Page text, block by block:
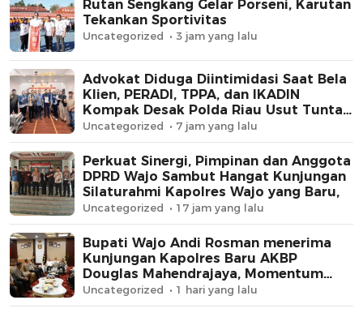
Rutan Sengkang Gelar Porseni, Karutan
Tekankan Sportivitas
Uncategorized 3 jam yang lalu
Advokat Diduga Diintimidasi Saat Bela
Klien, PERADI, TPPA, dan IKADIN
Kompak Desak Polda Riau Usut Tuntas
Dugaan Premanisme
Uncategorized 7 jam yang lalu
Perkuat Sinergi, Pimpinan dan Anggota
DPRD Wajo Sambut Hangat Kunjungan
Silaturahmi Kapolres Wajo yang Baru,
Uncategorized 17 jam yang lalu
Bupati Wajo Andi Rosman menerima
Kunjungan Kapolres Baru AKBP
Douglas Mahendrajaya, Momentum
Memperkuat Sinergi
Uncategorized 1 hari yang lalu